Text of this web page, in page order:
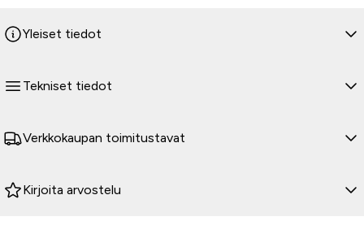
Yamahan taloudellisen käytön järjestelmä säätää
automaattisesti moottorin käyntinopeuden täsmälleen
generaattorin käyntiääni on hiljaisempi, polttoainetalous
ÖLJYVAHTI
automaattisesti katkaisee virran, kun öljyn määrä laskee alle
Yleiset tiedot
Tekniset tiedot
Verkkokaupan toimitustavat
Kirjoita arvostelu